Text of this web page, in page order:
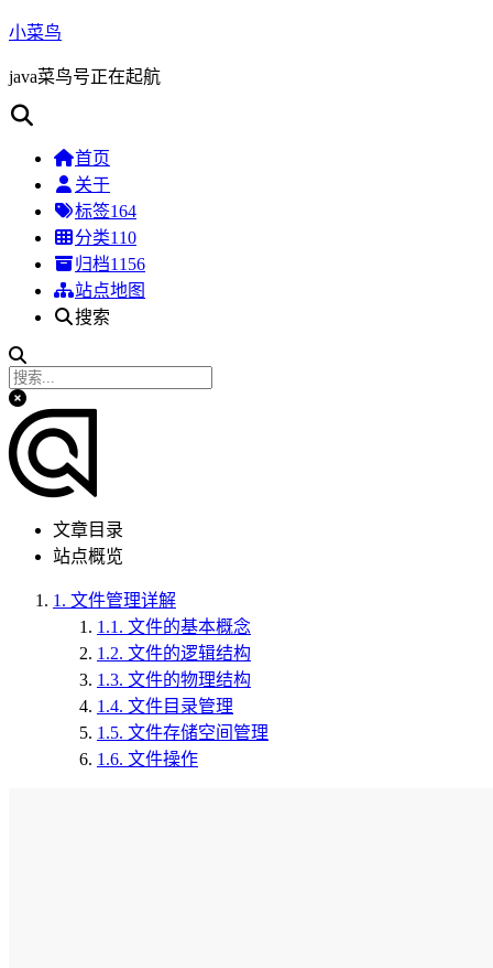
小菜鸟
java菜鸟号正在起航
首页
关于
标签164
分类110
归档1156
站点地图
搜索
文章目录
站点概览
1. 文件管理详解
1.1. 文件的基本概念
1.2. 文件的逻辑结构
1.3. 文件的物理结构
1.4. 文件目录管理
1.5. 文件存储空间管理
1.6. 文件操作